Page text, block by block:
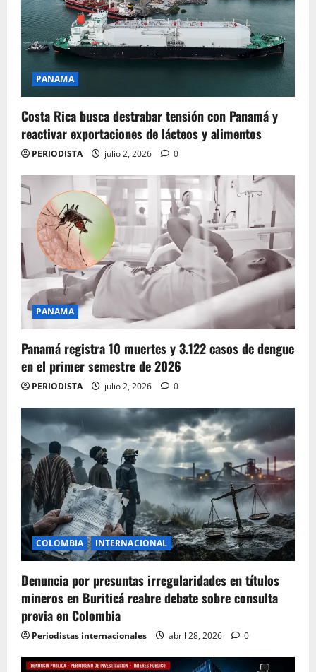
PANAMA
Costa Rica busca destrabar tensión con Panamá y
reactivar exportaciones de lácteos y alimentos
PERIODISTA julio 2, 2026 0
PANAMA
Panamá registra 10 muertes y 3.122 casos de dengue
en el primer semestre de 2026
PERIODISTA julio 2, 2026 0
COLOMBIA INTERNACIONAL
Denuncia por presuntas irregularidades en títulos
mineros en Buriticá reabre debate sobre consulta
previa en Colombia
Periodistas internacionales abril 28, 2026 0